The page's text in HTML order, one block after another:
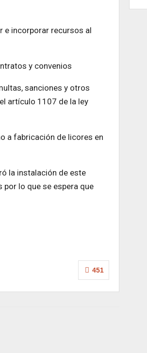
e incorporar recursos al
y convenios
sanciones y otros
artículo 1107 de la ley
a fabricación de licores en
la instalación de este
lo que se espera que
451